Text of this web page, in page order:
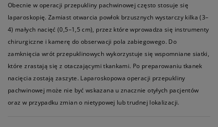
Obecnie w operacji przepukliny pachwinowej często stosuje się
laparoskopię. Zamiast otwarcia powłok brzusznych wystarczy kilka (3–
4) małych nacięć (0,5–1,5 cm), przez które wprowadza się instrumenty
chirurgiczne i kamerę do obserwacji pola zabiegowego. Do
zamknięcia wrót przepuklinowych wykorzystuje się wspomniane siatki,
które zrastają się z otaczającymi tkankami. Po preparowaniu tkanek
nacięcia zostają zaszyte. Laparoskopowa operacji przepukliny
pachwinowej może nie być wskazana u znacznie otyłych pacjentów
oraz w przypadku zmian o nietypowej lub trudnej lokalizacji.